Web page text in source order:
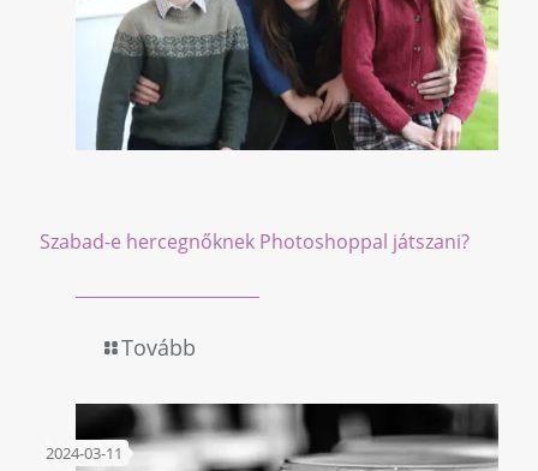
Szabad-e hercegnőknek Photoshoppal játszani?
Tovább
2024-03-11